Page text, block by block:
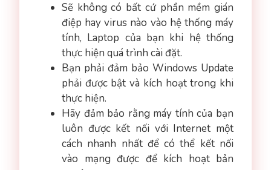
Sẽ không có bất cứ phần mềm gián
điệp hay virus nào vào hệ thống máy
tính, Laptop của bạn khi hệ thống
thực hiện quá trình cài đặt.
Bạn phải đảm bảo Windows Update
phải được bật và kích hoạt trong khi
thực hiện.
Hãy đảm bảo rằng máy tính của bạn
luôn được kết nối với Internet một
cách nhanh nhất để có thể kết nối
vào mạng được để kích hoạt bản